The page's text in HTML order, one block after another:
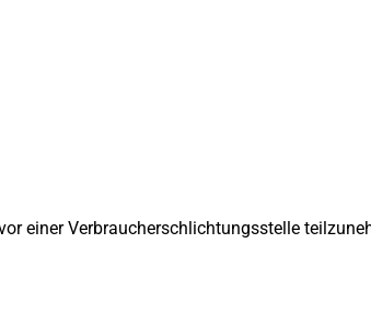
einer Verbraucherschlichtungsstelle